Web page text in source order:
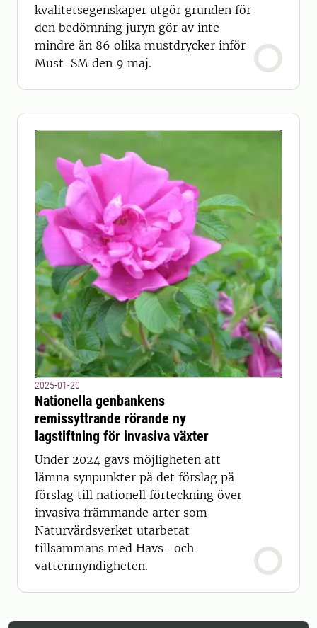
kvalitetsegenskaper utgör grunden för
den bedömning juryn gör av inte
mindre än 86 olika mustdrycker inför
Must-SM den 9 maj.
2025-01-20
Nationella genbankens
remissyttrande rörande ny
lagstiftning för invasiva växter
Under 2024 gavs möjligheten att
lämna synpunkter på det förslag på
förslag till nationell förteckning över
invasiva främmande arter som
Naturvårdsverket utarbetat
tillsammans med Havs- och
vattenmyndigheten.